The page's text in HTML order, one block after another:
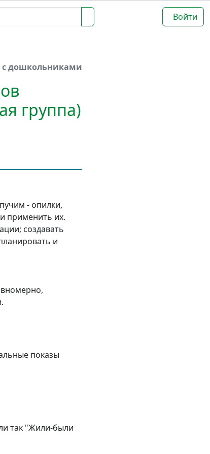
Войти
с дошкольниками
группа)
- опилки,
применить их.
создавать
и
показы
так "Жили-были